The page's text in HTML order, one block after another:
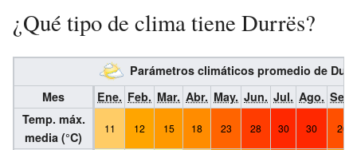
¿Qué tipo de clima tiene Durrës?
Parámetros climáticos promedio de
Mes
Ene. Feb. Mar. Abr. May. Jun. Jul. Ago. Sep.
Temp. máx.
media (°C)
11 12 15 18 23 28 30 30 26